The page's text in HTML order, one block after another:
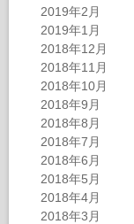
2019年2月
2019年1月
2018年12月
2018年11月
2018年10月
2018年9月
2018年8月
2018年7月
2018年6月
2018年5月
2018年4月
2018年3月